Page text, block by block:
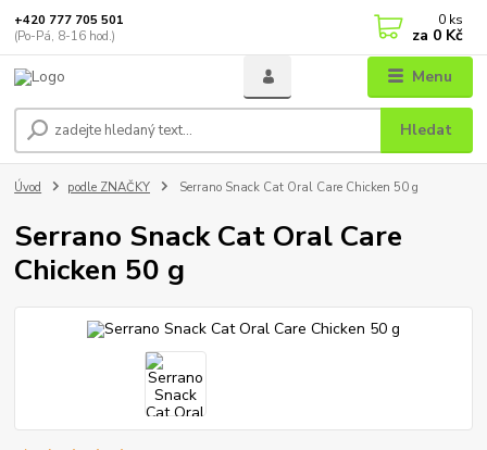
Menu
Hledat
+420 777 705 501
(Po-Pá, 8-16 hod.)
0 ks
za 0 Kč
Úvod podle ZNAČKY Serrano Snack Cat Oral Care Chicken 50 g
Serrano Snack Cat Oral Care
Chicken 50 g